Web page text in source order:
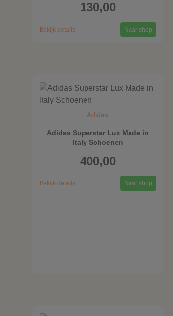
130,00
Bekijk details Naar shop
Adidas
Adidas Superstar Lux Made in
Italy Schoenen
400,00
Bekijk details Naar shop